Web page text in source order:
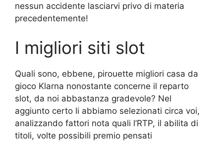
nessun accidente lasciarvi privo di materia
precedentemente!
I migliori siti slot
Quali sono, ebbene, pirouette migliori casa da
gioco Klarna nonostante concerne il reparto
slot, da noi abbastanza gradevole? Nel
aggiunto certo li abbiamo selezionati circa voi,
analizzando fattori nota quali l’RTP, il abilita di
titoli, volte possibili premio pensati